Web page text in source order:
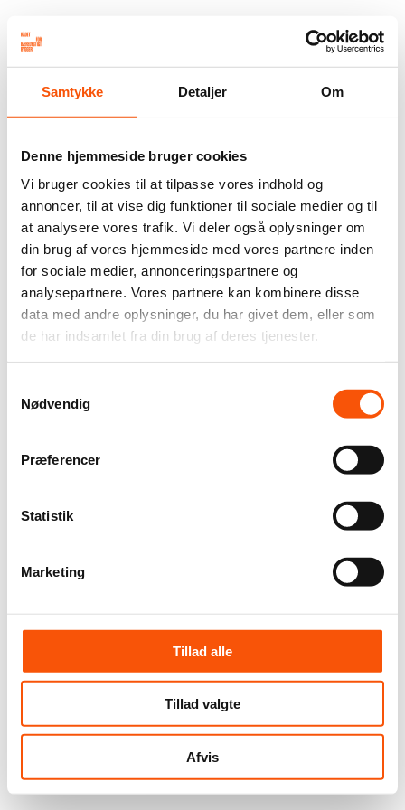
Samtykke Detaljer Om
Denne hjemmeside bruger cookies
Vi bruger cookies til at tilpasse vores indhold og
annoncer, til at vise dig funktioner til sociale medier og til
at analysere vores trafik. Vi deler også oplysninger om
din brug af vores hjemmeside med vores partnere inden
for sociale medier, annonceringspartnere og
analysepartnere. Vores partnere kan kombinere disse
data med andre oplysninger, du har givet dem, eller som
de har indsamlet fra din brug af deres tjenester.
Nødvendig
Præferencer
Statistik
Marketing
Tillad alle
Tillad valgte
Afvis